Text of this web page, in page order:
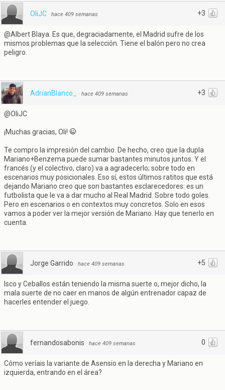
+3
OliJC · hace 409 semanas
@Albert Blaya. Es que, degraciadamente, el Madrid sufre de los
mismos problemas que la selección. Tiene el balón pero no crea
peligro.
+3
AdrianBlanco_ · hace 409 semanas
@OliJC
¡Muchas gracias, Oli!
Te compro la impresión del cambio. De hecho, creo que la dupla
Mariano+Benzema puede sumar bastantes minutos juntos. Y el
francés (y el colectivo, claro) va a agradecerlo; sobre todo en
escenarios muy posicionales. Eso sí, estos últimos ratitos que está
dejando Mariano creo que son bastantes esclarecedores: es un
futbolista que le va a dar mucho al Real Madrid. Sobre todo goles.
Pero en escenarios o en contextos muy concretos. Solo en esos
vamos a poder ver la mejor versión de Mariano. Hay que tenerlo en
cuenta.
+5
Jorge Garrido · hace 409 semanas
Isco y Ceballos están teniendo la misma suerte o, mejor dicho, la
mala suerte de no caer en manos de algún entrenador capaz de
hacerles entender el juego.
0
fernandosabonis · hace 409 semanas
Cómo veríais la variante de Asensio en la derecha y Mariano en
izquierda, entrando en el área?